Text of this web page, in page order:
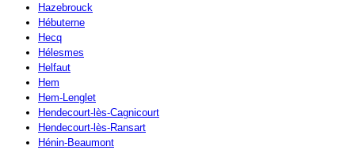
Hazebrouck
Hébuterne
Hecq
Hélesmes
Helfaut
Hem
Hem-Lenglet
Hendecourt-lès-Cagnicourt
Hendecourt-lès-Ransart
Hénin-Beaumont